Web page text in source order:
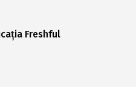
Freshful